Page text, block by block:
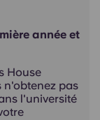
année et
House
n'obtenez pas
l'université